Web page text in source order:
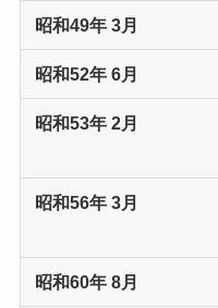
昭和49年 3月
昭和52年 6月
昭和53年 2月
昭和56年 3月
昭和60年 8月